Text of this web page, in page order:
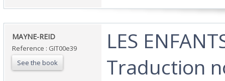
‎MAYNE-REID‎
Reference : GIT00e39
See the book
‎LES
Traduction